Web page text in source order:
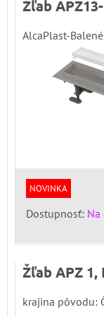
Žľab
AlcaPlast-Balené
NOVINKA
Dostupnosť:
Žľab APZ 1,
krajina pôvodu: